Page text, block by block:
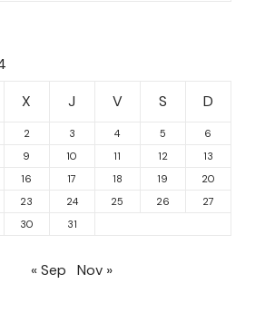
X J V S D
2 3 4 5
6
9 10 11 12
13
16 17 18 19
20
23 24 25 26
27
30 31
« Sep Nov »